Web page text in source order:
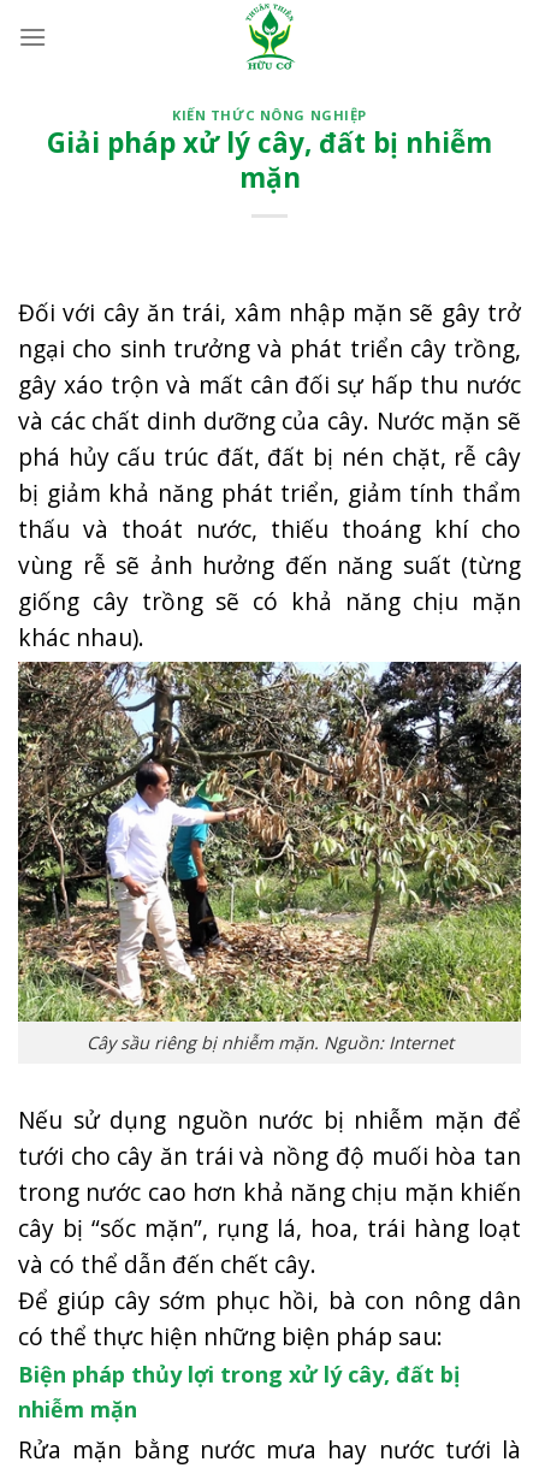
qua
KIẾN THỨC NÔNG NGHIỆP
Giải pháp xử lý cây, đất bị nhiễm
mặn
Đối với cây ăn trái, xâm nhập mặn sẽ gây trở
ngại cho sinh trưởng và phát triển cây trồng,
gây xáo trộn và mất cân đối sự hấp thu nước
và các chất dinh dưỡng của cây. Nước mặn sẽ
phá hủy cấu trúc đất, đất bị nén chặt, rễ cây
bị giảm khả năng phát triển, giảm tính thẩm
thấu và thoát nước, thiếu thoáng khí cho
vùng rễ sẽ ảnh hưởng đến năng suất (từng
giống cây trồng sẽ có khả năng chịu mặn
khác nhau).
Cây sầu riêng bị nhiễm mặn. Nguồn: Internet
Nếu sử dụng nguồn nước bị nhiễm mặn để
tưới cho cây ăn trái và nồng độ muối hòa tan
trong nước cao hơn khả năng chịu mặn khiến
cây bị “sốc mặn”, rụng lá, hoa, trái hàng loạt
và có thể dẫn đến chết cây.
Để giúp cây sớm phục hồi, bà con nông dân
có thể thực hiện những biện pháp sau:
Biện pháp thủy lợi trong xử lý cây, đất bị
nhiễm mặn
Rửa mặn bằng nước mưa hay nước tưới là